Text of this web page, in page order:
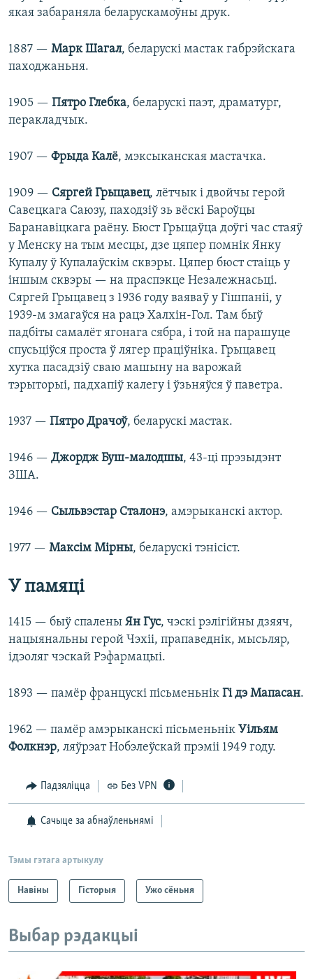
якая забараняла беларускамоўны друк.
1887 — Марк Шагал, беларускі мастак габрэйскага
паходжаньня.
1905 — Пятро Глебка, беларускі паэт, драматург,
перакладчык.
1907 — Фрыда Калё, мэксыканская мастачка.
1909 — Сяргей Грыцавец, лётчык і двойчы герой
Савецкага Саюзу, паходзіў зь вёскі Бароўцы
Баранавіцкага раёну. Бюст Грыцаўца доўгі час стаяў
у Менску на тым месцы, дзе цяпер помнік Янку
Купалу ў Купалаўскім сквэры. Цяпер бюст стаіць у
іншым сквэры — на праспэкце Незалежнасьці.
Сяргей Грыцавец з 1936 году ваяваў у Гішпаніі, у
1939-м змагаўся на рацэ Халхін-Гол. Там быў
падбіты самалёт ягонага сябра, і той на парашуце
спусьціўся проста ў лягер праціўніка. Грыцавец
хутка пасадзіў сваю машыну на варожай
тэрыторыі, падхапіў калегу і ўзьняўся ў паветра.
1937 — Пятро Драчоў, беларускі мастак.
1946 — Джордж Буш-малодшы, 43-ці прэзыдэнт
ЗША.
1946 — Сыльвэстар Сталонэ, амэрыканскі актор.
1977 — Максім Мірны, беларускі тэнісіст.
У памяці
1415 — быў спалены Ян Гус, чэскі рэлігійны дзяяч,
нацыянальны герой Чэхіі, прапаведнік, мысьляр,
ідэоляг чэскай Рэфармацыі.
1893 — памёр францускі пісьменьнік Гі дэ Мапасан.
1962 — памёр амэрыканскі пісьменьнік Уільям
Фолкнэр, ляўрэат Нобэлеўскай прэміі 1949 году.
Падзяліцца Без VPN
Сачыце за абнаўленьнямі
Тэмы гэтага артыкулу
Навіны Гісторыя Ужо сёньня
Выбар рэдакцыі